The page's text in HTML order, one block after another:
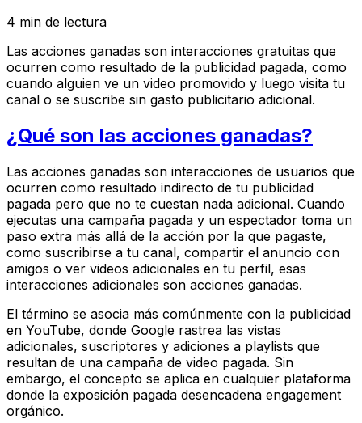
4 min de lectura
Las acciones ganadas son interacciones gratuitas que
ocurren como resultado de la publicidad pagada, como
cuando alguien ve un video promovido y luego visita tu
canal o se suscribe sin gasto publicitario adicional.
¿Qué son las acciones ganadas?
Las acciones ganadas son interacciones de usuarios que
ocurren como resultado indirecto de tu publicidad
pagada pero que no te cuestan nada adicional. Cuando
ejecutas una campaña pagada y un espectador toma un
paso extra más allá de la acción por la que pagaste,
como suscribirse a tu canal, compartir el anuncio con
amigos o ver videos adicionales en tu perfil, esas
interacciones adicionales son acciones ganadas.
El término se asocia más comúnmente con la publicidad
en YouTube, donde Google rastrea las vistas
adicionales, suscriptores y adiciones a playlists que
resultan de una campaña de video pagada. Sin
embargo, el concepto se aplica en cualquier plataforma
donde la exposición pagada desencadena engagement
orgánico.